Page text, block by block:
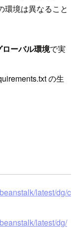
環境は異なること
ローバル環境で実
の生
latest/dg/c
latest/dg/